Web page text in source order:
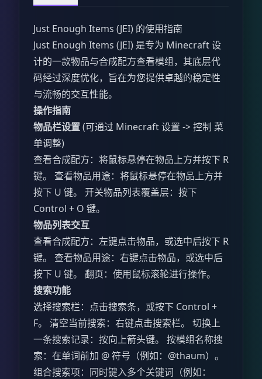
Just Enough Items (JEI) 的使用指南
Just Enough Items (JEI) 是专为 Minecraft 设
计的一款物品与合成配方查看模组，其底层代
码经过深度优化，旨在为您提供卓越的稳定性
与流畅的交互性能。
操作指南
物品栏设置(可通过 Minecraft 设置 -> 控制 菜
单调整)
查看合成配方：将鼠标悬停在物品上方并按下 R
键。 查看物品用途：将鼠标悬停在物品上方并
按下 U 键。 开关物品列表覆盖层：按下
Control + O 键。
物品列表交互
查看合成配方：左键点击物品，或选中后按下 R
键。 查看物品用途：右键点击物品，或选中后
按下 U 键。 翻页：使用鼠标滚轮进行操作。
搜索功能
选择搜索栏：点击搜索条，或按下 Control +
F。 清空当前搜索：右键点击搜索栏。 切换上
一条搜索记录：按向上箭头键。 按模组名称搜
索：在单词前加 @ 符号（例如：@thaum）。
组合搜索项：同时键入多个关键词（例如：